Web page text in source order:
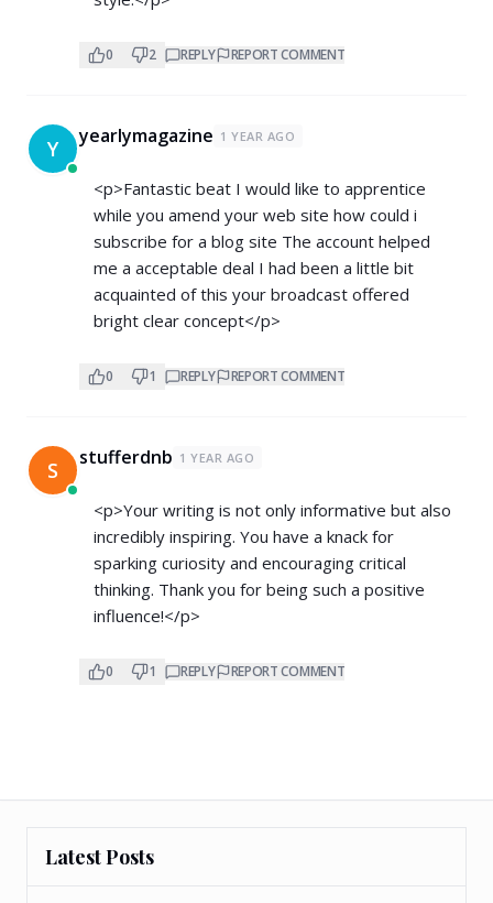
0 2 REPLY REPORT COMMENT
Y yearlymagazine 1 YEAR AGO
<p>Fantastic beat I would like to apprentice
while you amend your web site how could i
subscribe for a blog site The account helped
me a acceptable deal I had been a little bit
acquainted of this your broadcast offered
bright clear concept</p>
0 1 REPLY REPORT COMMENT
S stufferdnb 1 YEAR AGO
<p>Your writing is not only informative but also
incredibly inspiring. You have a knack for
sparking curiosity and encouraging critical
thinking. Thank you for being such a positive
influence!</p>
0 1 REPLY REPORT COMMENT
Latest Posts